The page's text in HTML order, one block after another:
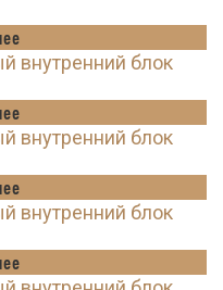
внутренний блок
внутренний блок
внутренний блок